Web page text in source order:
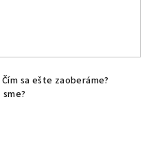
Čím sa ešte zaoberáme?